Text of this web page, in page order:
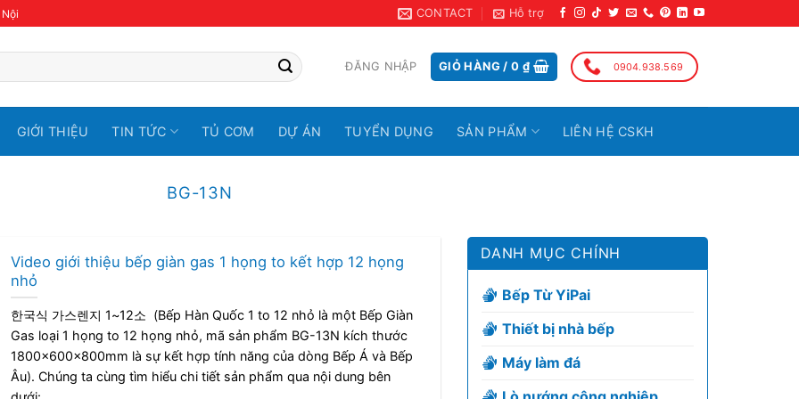
CONTACT Hỗ trợ
ĐĂNG NHẬP GIỎ HÀNG /0 ₫ 0904.938.569
GIỚI THIỆU TIN TỨC TỦ CƠM DỰ ÁN TUYỂN DỤNG SẢN PHẨM LIÊN HỆ CSKH
BG-13N
Video giới thiệu bếp giàn gas 1 họng to kết hợp 12 họng
nhỏ
한국식 가스렌지 1~12소 (Bếp Hàn Quốc 1 to 12 nhỏ là một Bếp Giàn
Gas loại 1 họng to 12 họng nhỏ, mã sản phẩm BG-13N kích thước
1800x600x800mm là sự kết hợp tính năng của dòng Bếp Á và Bếp
Âu). Chúng ta cùng tìm hiểu chi tiết sản phẩm qua nội dung bên
DANH MỤC CHÍNH
Bếp Từ YiPai
Thiết bị nhà bếp
Máy làm đá